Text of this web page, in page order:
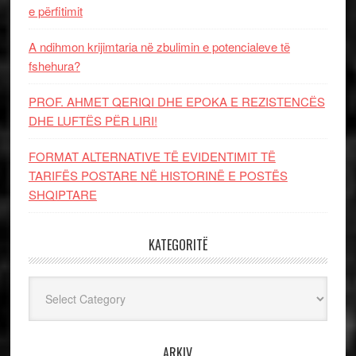
e përfitimit
A ndihmon krijimtaria në zbulimin e potencialeve të
fshehura?
PROF. AHMET QERIQI DHE EPOKA E REZISTENCЁS
DHE LUFTЁS PЁR LIRI!
FORMAT ALTERNATIVE TË EVIDENTIMIT TË
TARIFËS POSTARE NË HISTORINË E POSTËS
SHQIPTARE
KATEGORITË